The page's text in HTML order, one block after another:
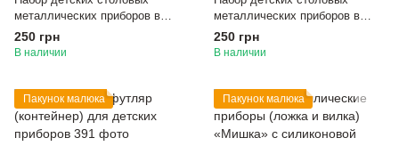
металлических приборов в
футляре, Динозавр
250 грн
В наличии
металлических приборов в
футляре, Транспорт
250 грн
В наличии
Пакунок малюка Пакунок малюка